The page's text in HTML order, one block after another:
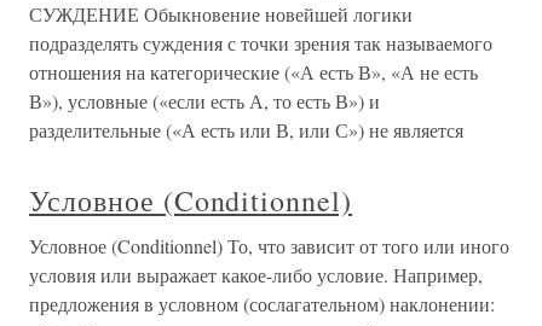
СУЖДЕНИЕ Обыкновение новейшей логики
подразделять суждения с точки зрения так называемого
отношения на категорические («А есть В», «А не есть
В»), условные («если есть А, то есть В») и
разделительные («А есть или В, или С») не является
Условное (Conditionnel)
Условное (Conditionnel) То, что зависит от того или иного
условия или выражает какое-либо условие. Например,
предложения в условном (сослагательном) наклонении: